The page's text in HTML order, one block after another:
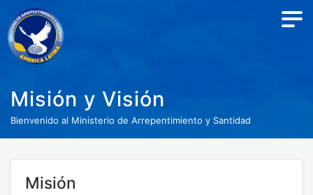
Misión y Visión
Bienvenido al Ministerio de Arrepentimiento y Santidad
Misión